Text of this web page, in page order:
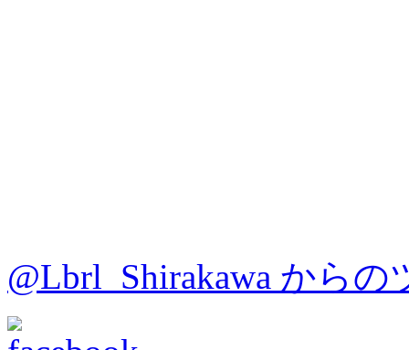
@Lbrl_Shirakawa からの